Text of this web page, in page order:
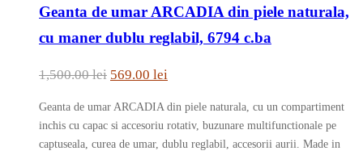
are
mai
variații.
pot
fi
alese
Geanta de umar ARCADIA din piele naturala,
cu maner dublu reglabil, 6794 c.ba
1,500.00lei Prețul
fost:
569.00 lei
este:
569.00 lei.
Geanta de umar ARCADIA din piele naturala, cu un compartiment
inchis cu capac si accesoriu rotativ, buzunare multifunctionale pe
captuseala, curea de umar, dublu reglabil, accesorii aurii. Made in